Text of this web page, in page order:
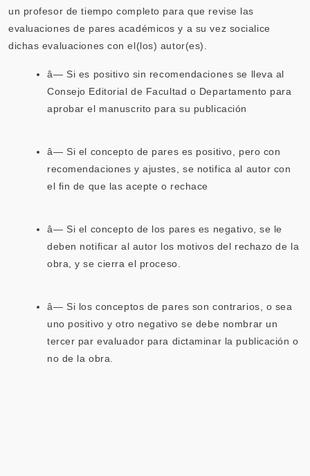
un profesor de tiempo completo para que revise las
evaluaciones de pares académicos y a su vez socialice
dichas evaluaciones con el(los) autor(es).
â— Si es positivo sin recomendaciones se lleva al
Consejo Editorial de Facultad o Departamento para
aprobar el manuscrito para su publicación
â— Si el concepto de pares es positivo, pero con
recomendaciones y ajustes, se notifica al autor con
el fin de que las acepte o rechace
â— Si el concepto de los pares es negativo, se le
deben notificar al autor los motivos del rechazo de la
obra, y se cierra el proceso.
â— Si los conceptos de pares son contrarios, o sea
uno positivo y otro negativo se debe nombrar un
tercer par evaluador para dictaminar la publicación o
no de la obra.